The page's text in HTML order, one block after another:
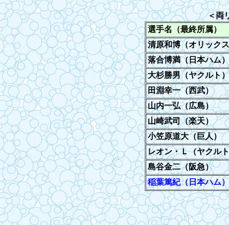
＜両
選手名（最終所属）
清原和博（オリック
落合博満（日本ハム）
大杉勝男（ヤクルト）
田淵幸一（西武）
山内一弘（広島）
山崎武司（楽天）
小笠原道大（巨人）
レオン・Ｌ（ヤクル
島谷金二（阪急）
稲葉篤紀（日本ハム）